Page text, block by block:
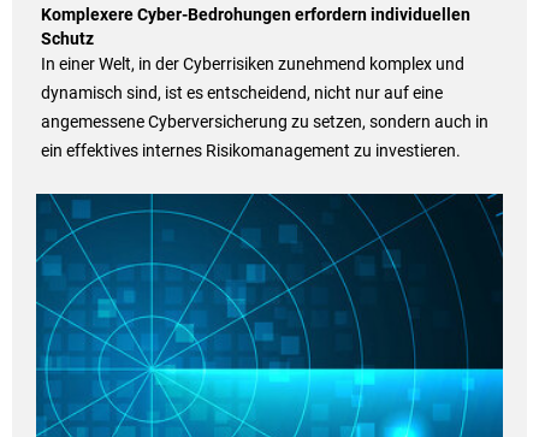
Komplexere Cyber-Bedrohungen erfordern individuellen
Schutz
In einer Welt, in der Cyberrisiken zunehmend komplex und
dynamisch sind, ist es entscheidend, nicht nur auf eine
angemessene Cyberversicherung zu setzen, sondern auch in
ein effektives internes Risikomanagement zu investieren.